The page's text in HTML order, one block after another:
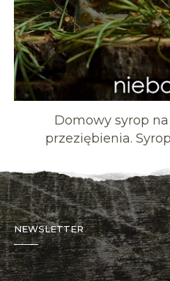
Domowy syrop
przeziębienia.
NEWSLETTER